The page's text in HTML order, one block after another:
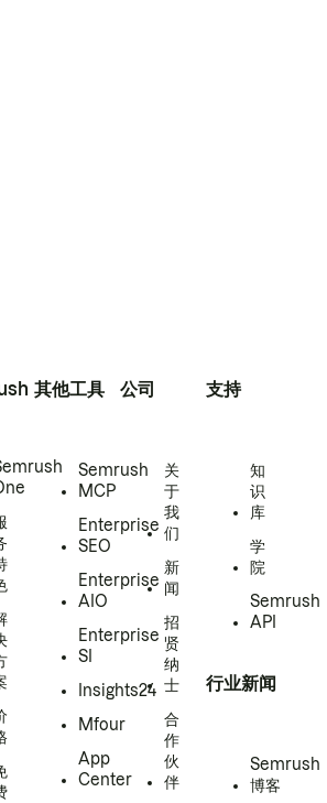
其他工具
Semrush
MCP
Enterprise
SEO
Enterprise
AIO
Enterprise
SI
Insights24
Mfour
App
Center
公司
关
于
我
们
新
闻
招
贤
纳
士
合
作
伙
伴
支持
知
识
库
学
院
Semrush
API
行业新闻
Semrush
博客